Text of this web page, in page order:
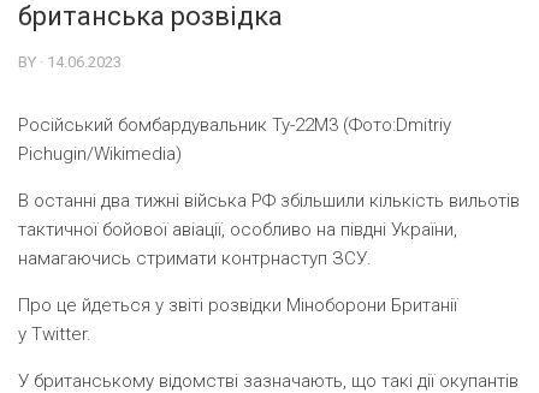
британська розвідка
BY · 14.06.2023
Російський бомбардувальник Ту-22М3 (Фото:Dmitriy
Pichugin/Wikimedia)
В останні два тижні війська РФ збільшили кількість вильотів
тактичної бойової авіації, особливо на півдні України,
намагаючись стримати контрнаступ ЗСУ.
Про це йдеться у звіті розвідки Міноборони Британії
у Twitter.
У британському відомстві зазначають, що такі дії окупантів